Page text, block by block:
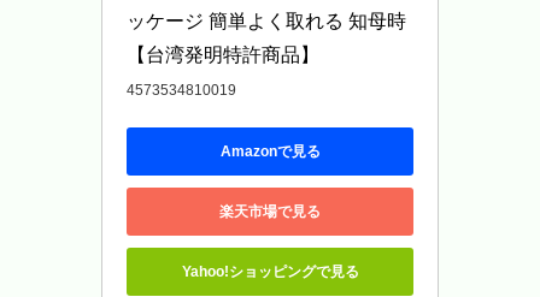
ッケージ 簡単よく取れる 知母時
【台湾発明特許商品】
4573534810019
Amazonで見る
楽天市場で見る
Yahoo!ショッピングで見る